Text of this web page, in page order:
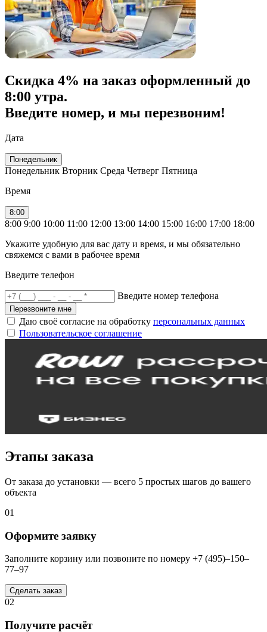
Скидка 4% на заказ оформленный до
8:00 утра.
Введите номер, и мы перезвоним!
Дата
Понедельник
Понедельник Вторник Среда Четверг Пятница
Время
8:00
8:00 9:00 10:00 11:00 12:00 13:00 14:00 15:00 16:00 17:00 18:00
Укажите удобную для вас дату и время, и мы обязательно
свяжемся с вами в рабочее время
Введите телефон
Введите номер телефона
Перезвоните мне
Даю своё согласие на обработку персональных данных
Пользовательское соглашение
Этапы заказа
От заказа до установки — всего 5 простых шагов до вашего
объекта
01
Оформите заявку
Заполните корзину или позвоните по номеру +7 (495)–150–
77–97
Сделать заказ
02
Получите расчёт